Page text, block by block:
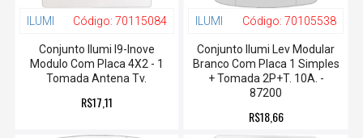
ILUMI Código: 70115084
Conjunto Ilumi I9-Inove
Modulo Com Placa 4X2 - 1
Tomada Antena Tv.
R$17,11
ILUMI Código: 70105538
Conjunto Ilumi Lev Modular
Branco Com Placa 1 Simples
+ Tomada 2P+T. 10A. -
87200
R$18,66